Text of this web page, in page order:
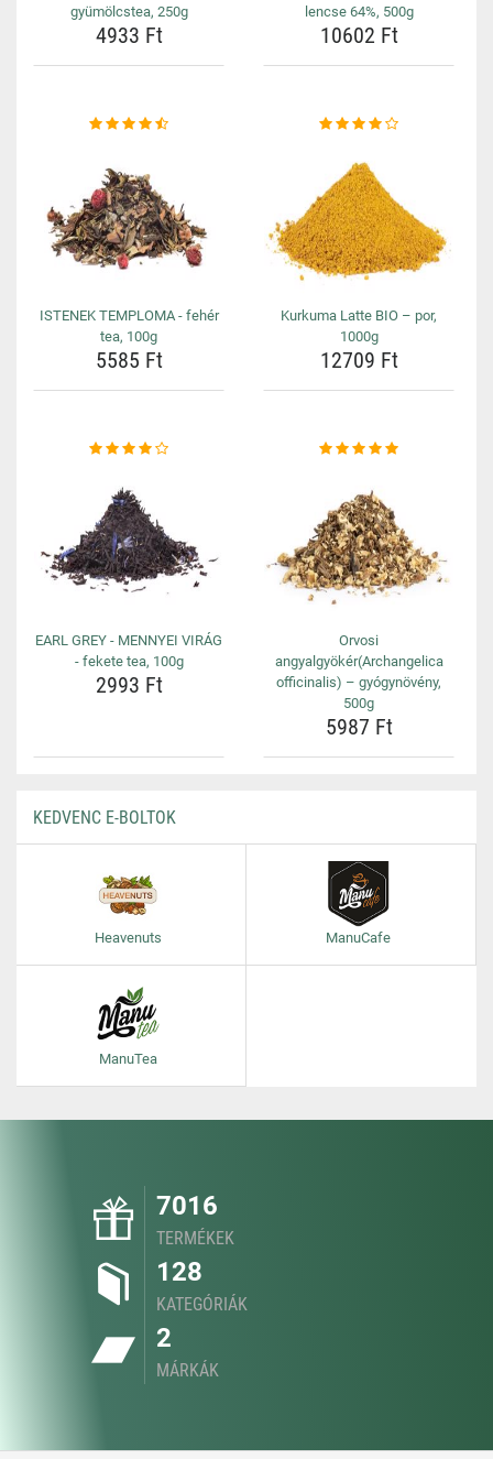
gyümölcstea, 250g
4933 Ft
lencse 64%, 500g
10602 Ft
ISTENEK TEMPLOMA - fehér
tea, 100g
5585 Ft
Kurkuma Latte BIO – por,
1000g
12709 Ft
EARL GREY - MENNYEI VIRÁG
- fekete tea, 100g
2993 Ft
Orvosi
angyalgyökér(Archangelica
officinalis) – gyógynövény,
500g
5987 Ft
KEDVENC E-BOLTOK
Heavenuts ManuCafe
ManuTea
7016
TERMÉKEK
128
KATEGÓRIÁK
2
MÁRKÁK